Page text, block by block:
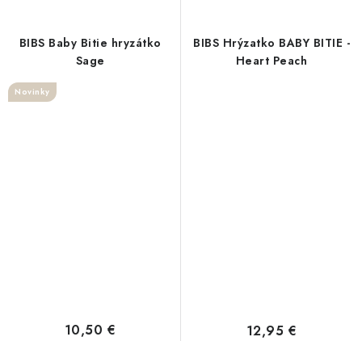
BIBS Baby Bitie hryzátko
Sage
Novinky
10,50 €
BIBS Hrýzatko BABY BITIE -
Heart Peach
12,95 €